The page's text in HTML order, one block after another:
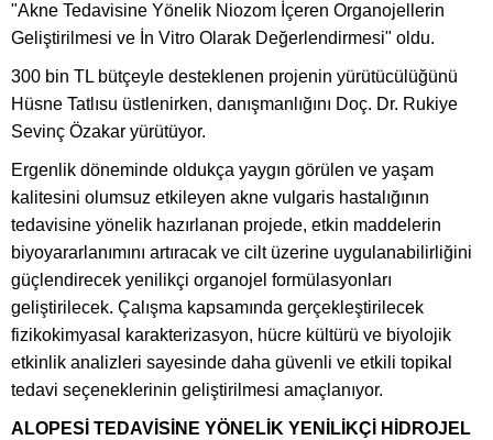
"Akne Tedavisine Yönelik Niozom İçeren Organojellerin
Geliştirilmesi ve İn Vitro Olarak Değerlendirmesi" oldu.
300 bin TL bütçeyle desteklenen projenin yürütücülüğünü
Hüsne Tatlısu üstlenirken, danışmanlığını Doç. Dr. Rukiye
Sevinç Özakar yürütüyor.
Ergenlik döneminde oldukça yaygın görülen ve yaşam
kalitesini olumsuz etkileyen akne vulgaris hastalığının
tedavisine yönelik hazırlanan projede, etkin maddelerin
biyoyararlanımını artıracak ve cilt üzerine uygulanabilirliğini
güçlendirecek yenilikçi organojel formülasyonları
geliştirilecek. Çalışma kapsamında gerçekleştirilecek
fizikokimyasal karakterizasyon, hücre kültürü ve biyolojik
etkinlik analizleri sayesinde daha güvenli ve etkili topikal
tedavi seçeneklerinin geliştirilmesi amaçlanıyor.
ALOPESİ TEDAVİSİNE YÖNELİK YENİLİKÇİ HİDROJEL